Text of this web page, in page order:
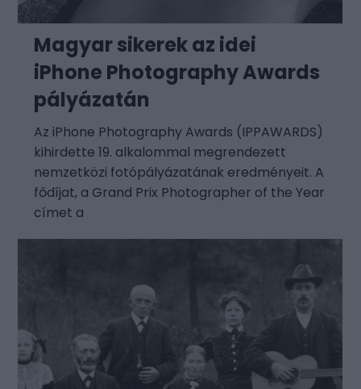
Magyar sikerek az idei
iPhone Photography Awards
pályázatán
Az iPhone Photography Awards (IPPAWARDS)
kihirdette 19. alkalommal megrendezett
nemzetközi fotópályázatának eredményeit. A
fődíjat, a Grand Prix Photographer of the Year
címet a